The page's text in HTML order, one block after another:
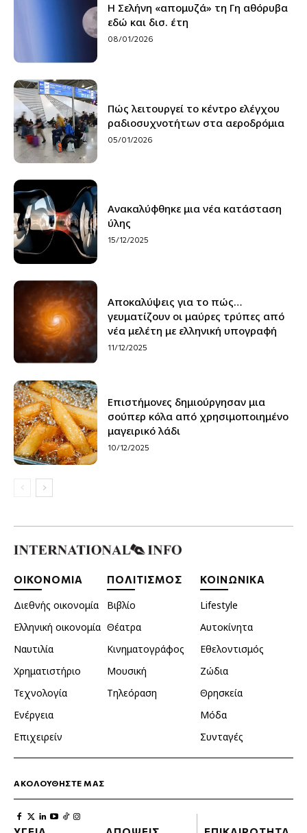
Η Σελήνη «απομυζά» τη Γη αθόρυβα
εδώ και δισ. έτη
08/01/2026
Πώς λειτουργεί το κέντρο ελέγχου
ραδιοσυχνοτήτων στα αεροδρόμια
05/01/2026
Ανακαλύφθηκε μια νέα κατάσταση
ύλης
15/12/2025
Αποκαλύψεις για το πώς…
γευματίζουν οι μαύρες τρύπες από
νέα μελέτη με ελληνική υπογραφή
11/12/2025
Επιστήμονες δημιούργησαν μια
σούπερ κόλα από χρησιμοποιημένο
μαγειρικό λάδι
10/12/2025
ΟΙΚΟΝΟΜΙΑ
Διεθνής οικονομία
Ελληνική οικονομία
Ναυτιλία
Χρηματιστήριο
Τεχνολογία
Ενέργεια
Επιχειρείν
ΠΟΛΙΤΙΣΜΟΣ
Βιβλίο
Θέατρα
Κινηματογράφος
Μουσική
Τηλεόραση
ΚΟΙΝΩΝΙΚΑ
Lifestyle
Αυτοκίνητα
Εθελοντισμός
Ζώδια
Θρησκεία
Μόδα
Συνταγές
ΑΚΟΛΟΥΘΗΣΤΕ ΜΑΣ